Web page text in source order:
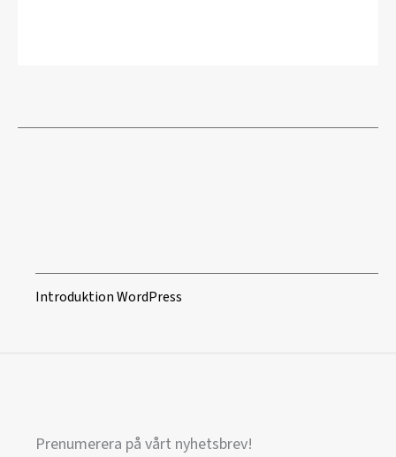
Introduktion WordPress
Prenumerera på vårt nyhetsbrev!